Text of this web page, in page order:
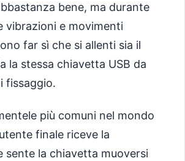
bene, ma durante
vibrazioni e movimenti
far sì che si allenti sia il
la stessa chiavetta USB da
fissaggio.
più comuni nel mondo
finale riceve la
sente la chiavetta muoversi